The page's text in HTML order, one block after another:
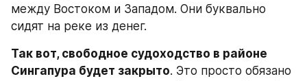
между Востоком и Западом. Они буквально
сидят на реке из денег.
Так вот, свободное судоходство в районе
Сингапура будет закрыто. Это просто обязано